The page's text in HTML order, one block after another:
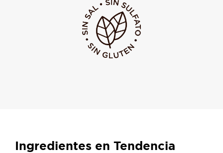
Ingredientes en Tendencia